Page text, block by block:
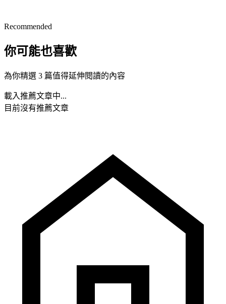
Recommended
你可能也喜歡
為你精選 3 篇值得延伸閱讀的內容
載入推薦文章中...
目前沒有推薦文章